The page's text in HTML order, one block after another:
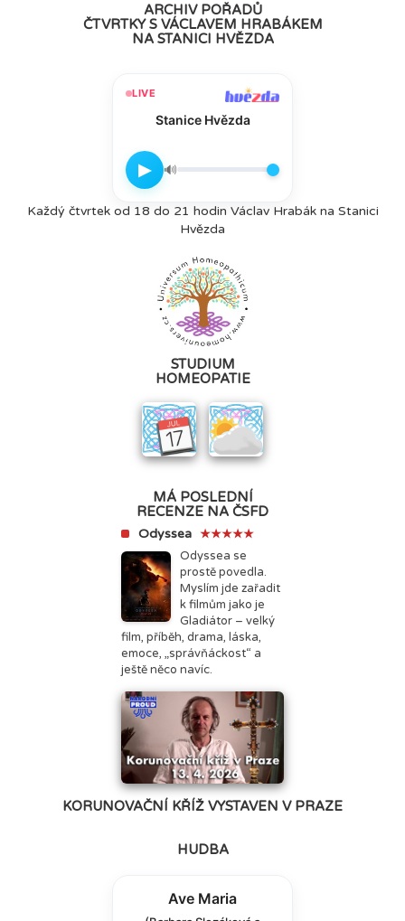
ARCHIV POŘADŮ
ČTVRTKY S VÁCLAVEM HRABÁKEM
NA STANICI HVĚZDA
LIVE
Stanice Hvězda
▶ 🔊
Každý čtvrtek od 18 do 21 hodin Václav Hrabák na Stanici
Hvězda
STUDIUM
HOMEOPATIE
MÁ POSLEDNÍ
RECENZE NA ČSFD
Odyssea ★★★★★
Odyssea se
prostě povedla.
Myslím jde zařadit
k filmům jako je
Gladiátor – velký
film, příběh, drama, láska,
emoce, „správňáckost“ a
ještě něco navíc.
KORUNOVAČNÍ KŘÍŽ VYSTAVEN V PRAZE
HUDBA
Ave Maria